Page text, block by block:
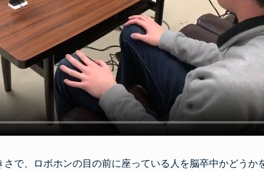
で、ロボホンの目の前に座っている人を脳卒中かどうか